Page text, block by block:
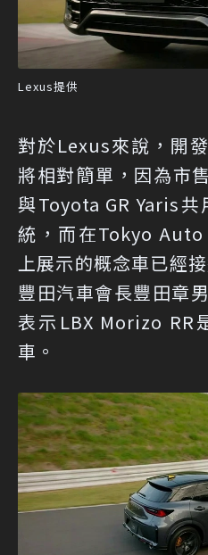
Lexus提供
對於Lexus來說，開
將相對簡單，因為市
與Toyota GR Yaris
統，而在Tokyo
上展示的概念車已經
豐田汽車會長豐田章
表示LBX Morizo RR
車。